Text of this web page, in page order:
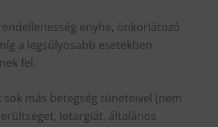
enyhe, önkorlátozó
a legsúlyosabb esetekben
fel.
más betegség tüneteivel (nem
letargiát, általános